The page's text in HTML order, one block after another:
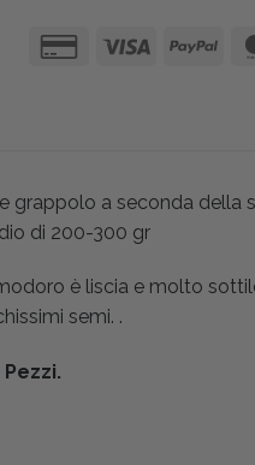
grappolo a seconda della
di 200-300 gr
è liscia e molto
semi. .